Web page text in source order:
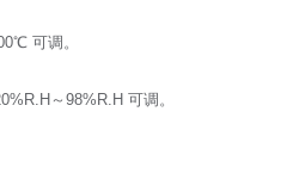
可调。
～98%R.H 可调。